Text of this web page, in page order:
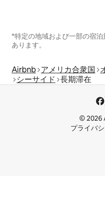
*特定の地域および一部の宿
あります。
Airbnb アメリカ合衆国
シーサイド 長期滞在
© 2026
プライバ